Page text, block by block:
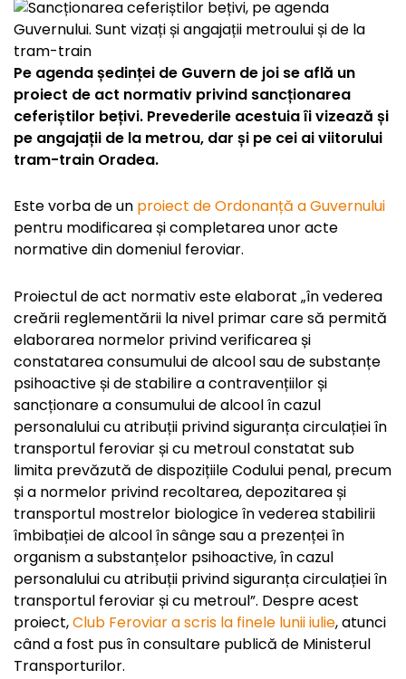
Pe agenda ședinței de Guvern de joi se află un
proiect de act normativ privind sancționarea
ceferiștilor bețivi. Prevederile acestuia îi vizează și
pe angajații de la metrou, dar și pe cei ai viitorului
tram-train Oradea.
Este vorba de un proiect de Ordonanță a Guvernului
pentru modificarea și completarea unor acte
normative din domeniul feroviar.
Proiectul de act normativ este elaborat „în vederea
creării reglementării la nivel primar care să permită
elaborarea normelor privind verificarea și
constatarea consumului de alcool sau de substanțe
psihoactive și de stabilire a contravențiilor și
sancționare a consumului de alcool în cazul
personalului cu atribuții privind siguranța circulației în
transportul feroviar și cu metroul constatat sub
limita prevăzută de dispozițiile Codului penal, precum
și a normelor privind recoltarea, depozitarea și
transportul mostrelor biologice în vederea stabilirii
îmbibației de alcool în sânge sau a prezenței în
organism a substanțelor psihoactive, în cazul
personalului cu atribuții privind siguranța circulației în
transportul feroviar și cu metroul”. Despre acest
proiect,Club Feroviar a scris la finele lunii iulie, atunci
când a fost pus în consultare publică de Ministerul
Transporturilor.